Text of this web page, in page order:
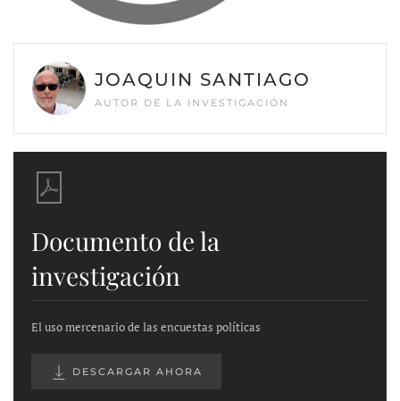
JOAQUIN SANTIAGO
AUTOR DE LA INVESTIGACIÓN
Documento de la
investigación
El uso mercenario de las encuestas políticas
DESCARGAR AHORA